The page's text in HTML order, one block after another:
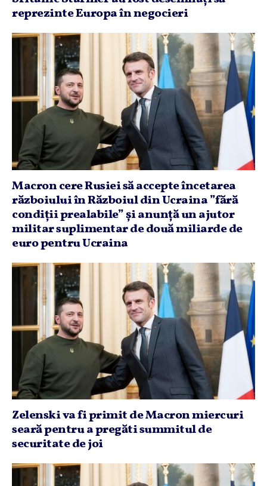
reprezinte Europa în negocieri
Macron cere Rusiei să accepte încetarea
războiului în Războiul din Ucraina ”fără
condiţii prealabile” şi anunţă un ajutor
militar suplimentar de două miliarde de
euro pentru Ucraina
Zelenski va fi primit de Macron miercuri
seară pentru a pregăti summitul de
securitate de joi